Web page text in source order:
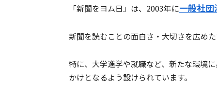
「新聞をヨム日」は、2003年に一般社
新聞を読むことの面白さ・大切さを広め
特に、大学進学や就職など、新たな環境
かけとなるよう設けられています。